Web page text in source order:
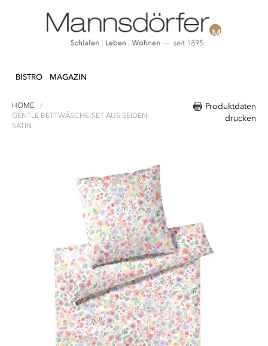
zum
BISTRO MAGAZIN
Produktdaten
drucken
HOME
GENTLE BETTWÄSCHE-SET AUS SEIDEN-
SATIN